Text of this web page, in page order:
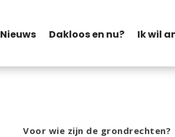
Nieuws Dakloos en nu? Ik wil
Voor wie zijn de grondrechten?